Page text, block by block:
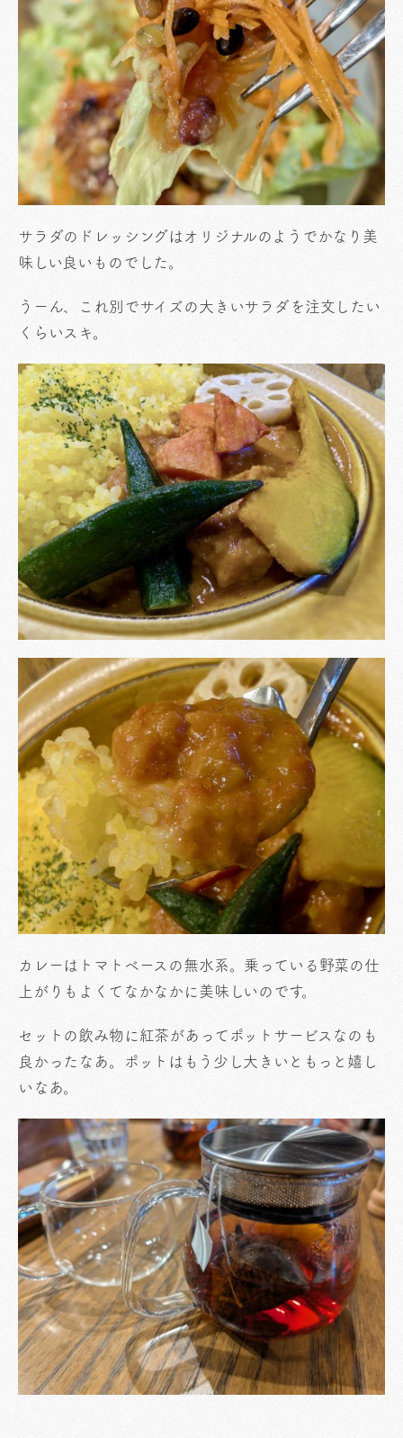
サラダのドレッシングはオリジナルのようでかなり美
味しい良いものでした。
うーん、これ別でサイズの大きいサラダを注文したい
くらいスキ。
カレーはトマトベースの無水系。乗っている野菜の仕
上がりもよくてなかなかに美味しいのです。
セットの飲み物に紅茶があってポットサービスなのも
良かったなあ。ポットはもう少し大きいともっと嬉し
いなあ。